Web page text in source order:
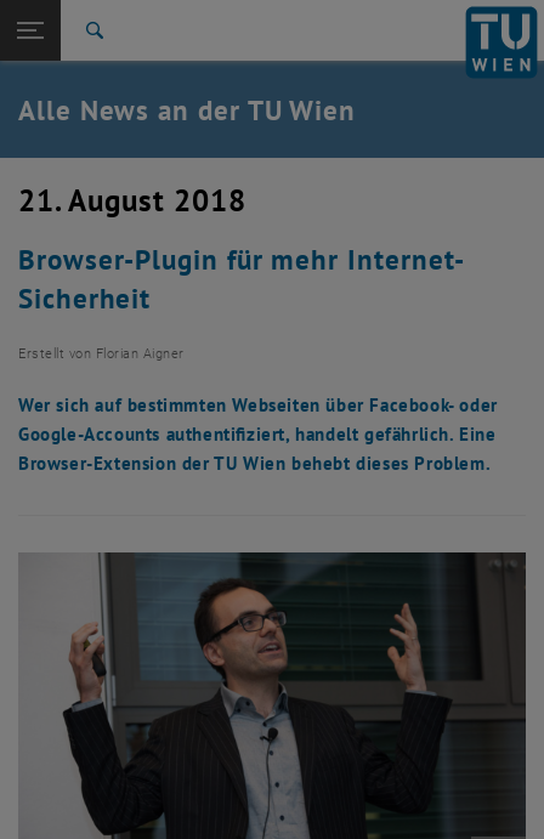
TU Login
Quicklinks
Quicklinks-Menü umschalten
Studium
Karriere
Zurück: Subseiten von TU Wien Startseite auflisten
Zurück zur letzten Ebene:
TU Wien Startseite
Übersicht
Alle News an der TU Wien
21. August 2018
Browser-Plugin für mehr Internet-
Sicherheit
Erstellt von Florian Aigner
Wer sich auf bestimmten Webseiten über Facebook- oder
Google-Accounts authentifiziert, handelt gefährlich. Eine
Browser-Extension der TU Wien behebt dieses Problem.